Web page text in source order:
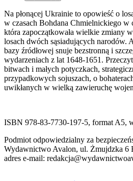
Na płonącej Ukrainie to opowieść o
w czasach Bohdana Chmielnickiego w
która zapoczątkowała wielkie zmiany
losach dwóch sąsiadujących narodów.
bazy źródłowej snuje bezstronną i
wydarzeniach z lat 1648-1651.
bitwach i małych potyczkach,
przypadkowych sojuszach, o
uwikłanych w wielką zawieruchę
ISBN 978-83-7730-197-5, format A5,
Podmiot odpowiedzialny za
Wydawnictwo Avalon, ul. Żmujdzka 6
adres e-mail: